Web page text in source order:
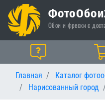
Обои и фрески с
Помощь
Главная Каталог
Нарисованный город